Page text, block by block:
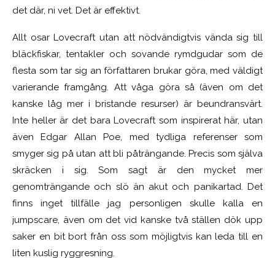
det där, ni vet. Det är effektivt.
Allt osar Lovecraft utan att nödvändigtvis vända sig till
bläckfiskar, tentakler och sovande rymdgudar som de
flesta som tar sig an författaren brukar göra, med väldigt
varierande framgång. Att våga göra så (även om det
kanske låg mer i bristande resurser) är beundransvärt.
Inte heller är det bara Lovecraft som inspirerat här, utan
även Edgar Allan Poe, med tydliga referenser som
smyger sig på utan att bli påträngande. Precis som själva
skräcken i sig. Som sagt är den mycket mer
genomträngande och slö än akut och panikartad. Det
finns inget tillfälle jag personligen skulle kalla en
jumpscare, även om det vid kanske två ställen dök upp
saker en bit bort från oss som möjligtvis kan leda till en
liten kuslig ryggresning.